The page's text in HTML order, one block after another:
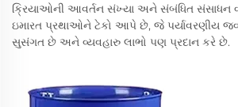
ક્રિયાઓની આવર્તન સંખ્યા અને સંબંધિત સંસાધન
ઇમારત પ્રથાઓને ટેકો આપે છે, જે પર્યાવરણીય
સુસંગત છે અને વ્યવહારુ લાભો પણ પ્રદાન કરે છે.